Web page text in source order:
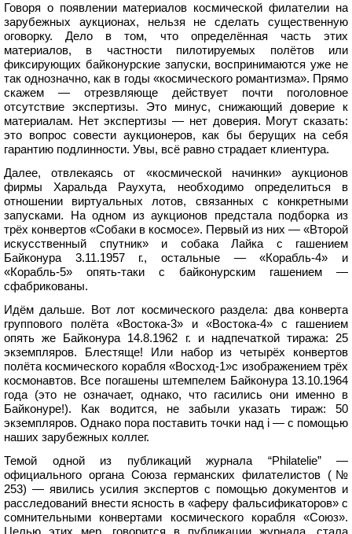
Говоря о появлении материалов космической филателии на
зарубежных аукционах, нельзя не сделать существенную
оговорку. Дело в том, что определённая часть этих
материалов, в частности пилотируемых полётов или
фиксирующих байконурские запуски, воспринимаются уже не
так однозначно, как в годы «космического романтизма». Прямо
скажем — отрезвляюще действует почти поголовное
отсутствие экспертизы. Это минус, снижающий доверие к
материалам. Нет экспертизы — нет доверия. Могут сказать:
это вопрос совести аукционеров, как бы берущих на себя
гарантию подлинности. Увы, всё равно страдает клиентура.
Далее, отвлекаясь от «космической начинки» аукционов
фирмы Харальда Раухута, необходимо определиться в
отношении виртуальных лотов, связанных с конкретными
запусками. На одном из аукционов предстала подборка из
трёх конвертов «Собаки в космосе». Первый из них — «Второй
искусственный спутник» и собака Лайка с гашением
Байконура 3.11.1957 г., остальные — «Корабль-4» и
«Корабль-5» опять-таки с байконурским гашением —
сфабрикованы.
Идём дальше. Вот лот космического раздела: два конверта
группового полёта «Востока-3» и «Востока-4» с гашением
опять же Байконура 14.8.1962 г. и надпечаткой тиража: 25
экземпляров. Блестяще! Или набор из четырёх конвертов
полёта космического корабля «Восход-1»с изображением трёх
космонавтов. Все погашены штемпелем Байконура 13.10.1964
года (это не означает, однако, что гасились они именно в
Байконуре!). Как водится, не забыли указать тираж: 50
экземпляров. Однако пора поставить точки над i — с помощью
наших зарубежных коллег.
Темой одной из публикаций журнала “Philatelie” —
официального органа Союза германских филателистов (№
253) — явились усилия экспертов с помощью документов и
расследований внести ясность в «аферу фальсификаторов» с
сомнительными конвертами космического корабля «Союз».